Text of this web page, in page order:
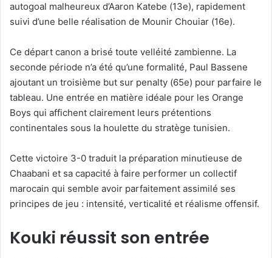
autogoal malheureux d’Aaron Katebe (13e), rapidement
suivi d’une belle réalisation de Mounir Chouiar (16e).
Ce départ canon a brisé toute velléité zambienne. La
seconde période n’a été qu’une formalité, Paul Bassene
ajoutant un troisième but sur penalty (65e) pour parfaire le
tableau. Une entrée en matière idéale pour les Orange
Boys qui affichent clairement leurs prétentions
continentales sous la houlette du stratège tunisien.
Cette victoire 3-0 traduit la préparation minutieuse de
Chaabani et sa capacité à faire performer un collectif
marocain qui semble avoir parfaitement assimilé ses
principes de jeu : intensité, verticalité et réalisme offensif.
Kouki réussit son entrée